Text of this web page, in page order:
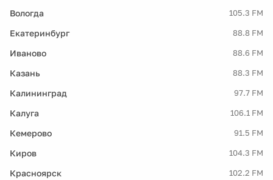
Вологда 105.3 FM
Екатеринбург 88.8 FM
Иваново 88.6 FM
Казань 88.3 FM
Калининград 97.7 FM
Калуга 106.1 FM
Кемерово 91.5 FM
Киров 104.3 FM
Красноярск 102.2 FM